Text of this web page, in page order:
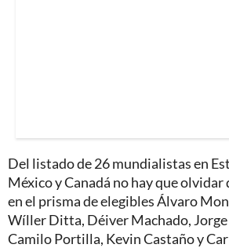
Del listado de 26 mundialistas en
México y Canadá no hay que olvidar
en el prisma de elegibles Álvaro
Wíller Ditta, Déiver Machado, Jorge
Camilo Portilla, Kevin Castaño y